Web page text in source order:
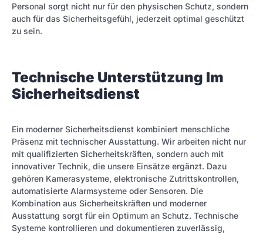
Personal sorgt nicht nur für den physischen Schutz, sondern
auch für das Sicherheitsgefühl, jederzeit optimal geschützt
zu sein.
Technische Unterstützung Im
Sicherheitsdienst
Ein moderner Sicherheitsdienst kombiniert menschliche
Präsenz mit technischer Ausstattung. Wir arbeiten nicht nur
mit qualifizierten Sicherheitskräften, sondern auch mit
innovativer Technik, die unsere Einsätze ergänzt. Dazu
gehören Kamerasysteme, elektronische Zutrittskontrollen,
automatisierte Alarmsysteme oder Sensoren. Die
Kombination aus Sicherheitskräften und moderner
Ausstattung sorgt für ein Optimum an Schutz. Technische
Systeme kontrollieren und dokumentieren zuverlässig,